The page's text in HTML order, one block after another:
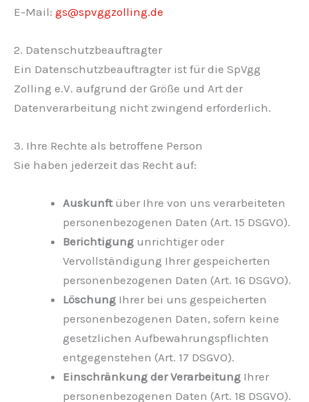
E-Mail: gs@spvggzolling.de
2. Datenschutzbeauftragter
Ein Datenschutzbeauftragter ist für die SpVgg
Zolling e.V. aufgrund der Größe und Art der
Datenverarbeitung nicht zwingend erforderlich.
3. Ihre Rechte als betroffene Person
Sie haben jederzeit das Recht auf:
Auskunftüber Ihre von uns verarbeiteten
personenbezogenen Daten (Art. 15 DSGVO).
Berichtigung unrichtiger oder
Vervollständigung Ihrer gespeicherten
personenbezogenen Daten (Art. 16 DSGVO).
Löschung Ihrer bei uns gespeicherten
personenbezogenen Daten, sofern keine
gesetzlichen Aufbewahrungspflichten
entgegenstehen (Art. 17 DSGVO).
Einschränkung der Verarbeitung Ihrer
personenbezogenen Daten (Art. 18 DSGVO).